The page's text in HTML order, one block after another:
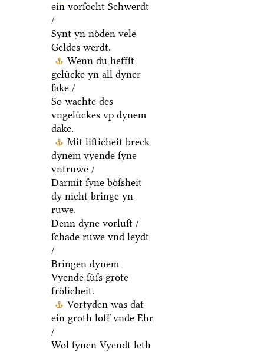
ein vorſocht Schwerdt
/
Synt yn noͤden vele
Geldes werdt.
Wenn du heffſt
geluͤcke yn all dyner
ſake /
So wachte des
vngeluͤckes vp dynem
dake.
Mit liſticheit breck
dynem vyende ſyne
vntruwe /
Darmit ſyne boͤſsheit
dy nicht bringe yn
ruwe.
Denn dyne vorluſt /
ſchade ruwe vnd leydt
/
Bringen dynem
Vyende ſuͤſs grote
froͤlicheit.
Vortyden was dat
ein groth loff vnde Ehr
/
Wol ſynen Vyendt leth